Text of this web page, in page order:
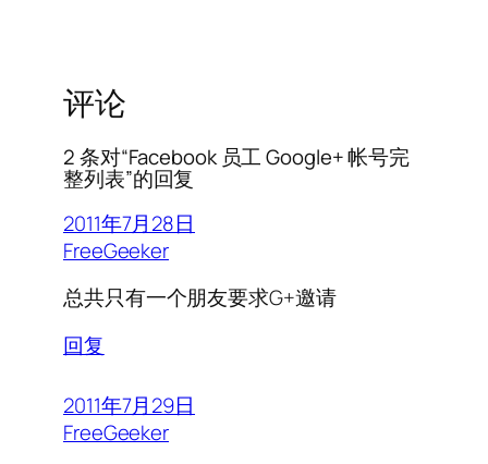
评论
2 条对“Facebook 员工 Google+ 帐号完
整列表”的回复
2011年7月28日
FreeGeeker
总共只有一个朋友要求G+邀请
回复
2011年7月29日
FreeGeeker